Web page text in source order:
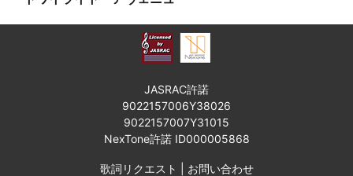
JASRAC許諾
9022157006Y38026
9022157007Y31015
NexTone許諾 ID000005868
歌詞リクエスト
お問い合わせ